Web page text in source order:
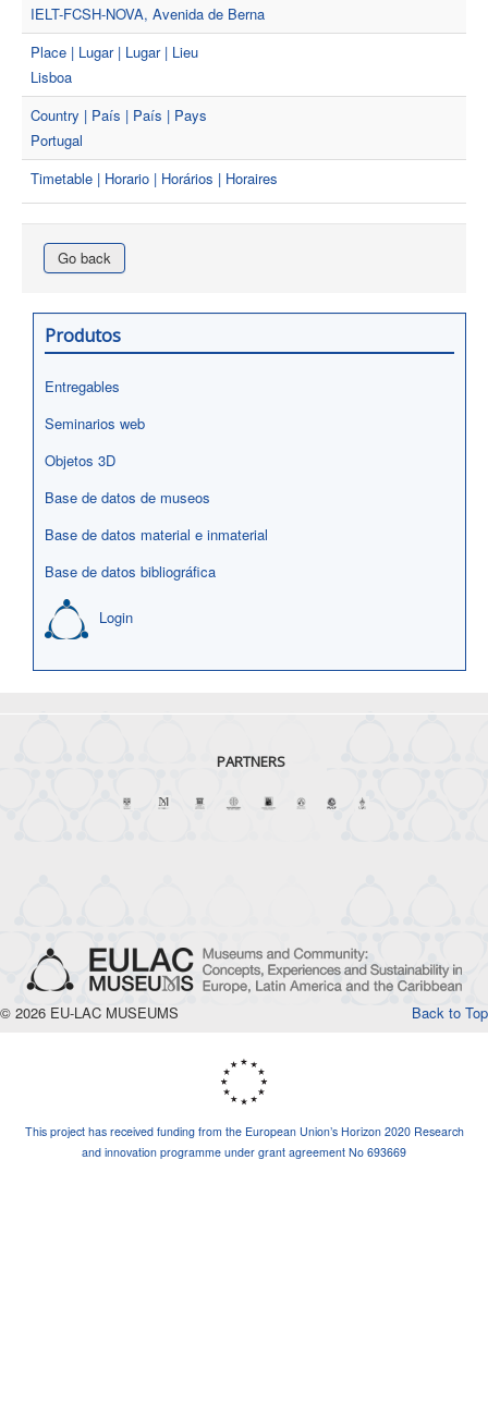
IELT-FCSH-NOVA, Avenida de Berna
Place | Lugar | Lugar | Lieu
Lisboa
Country | País | País | Pays
Portugal
Timetable | Horario | Horários | Horaires
Go back
Produtos
Entregables
Seminarios web
Objetos 3D
Base de datos de museos
Base de datos material e inmaterial
Base de datos bibliográfica
Login
PARTNERS
Back to Top
© 2026 EU-LAC MUSEUMS
This project has received funding from the European Union’s Horizon 2020 Research
and innovation programme under grant agreement No 693669